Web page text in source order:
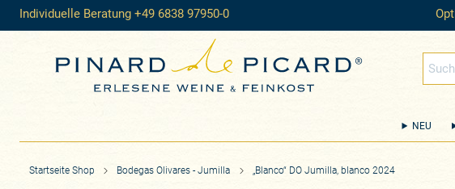
Individuelle Beratung +49 6838 97950-0
NEU
Startseite Shop Bodegas Olivares - Jumilla „Blanco“ DO Jumilla, blanco 2024